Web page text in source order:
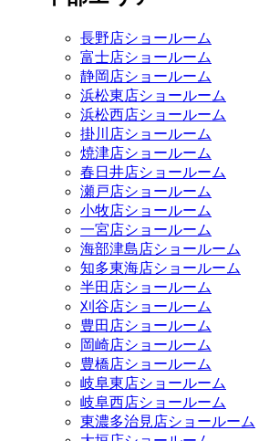
長野店ショールーム
富士店ショールーム
静岡店ショールーム
浜松東店ショールーム
浜松西店ショールーム
掛川店ショールーム
焼津店ショールーム
春日井店ショールーム
瀬戸店ショールーム
小牧店ショールーム
一宮店ショールーム
海部津島店ショールーム
知多東海店ショールーム
半田店ショールーム
刈谷店ショールーム
豊田店ショールーム
岡崎店ショールーム
豊橋店ショールーム
岐阜東店ショールーム
岐阜西店ショールーム
東濃多治見店ショールーム